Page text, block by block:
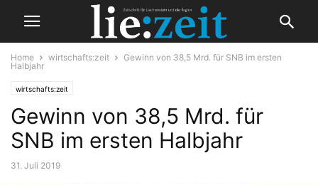
Home wirtschafts:zeit
Gewinn von 38,5 Mrd. für SNB im ersten
Halbjahr
wirtschafts:zeit
Gewinn von 38,5 Mrd. für
SNB im ersten Halbjahr
31. Juli 2019